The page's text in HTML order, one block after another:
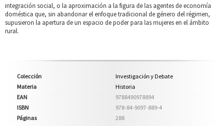
integración social, o la aproximación a la figura de las agentes de economía
doméstica que, sin abandonar el enfoque tradicional de género del régimen,
supusieron la apertura de un espacio de poder para las mujeres en el ámbito
rural.
Colección
Investigación y Debate
Materia
Historia
EAN
9788490978894
ISBN
978-84-9097-889-4
Páginas
288